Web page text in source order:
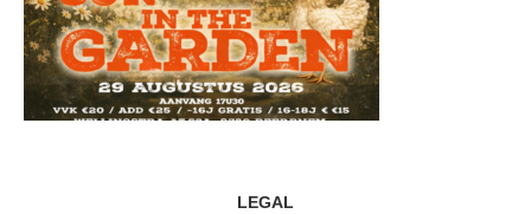
LEGAL